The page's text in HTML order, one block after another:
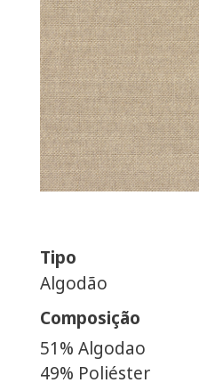
Tipo
Algodão
Composição
51% Algodao
49% Poliéster